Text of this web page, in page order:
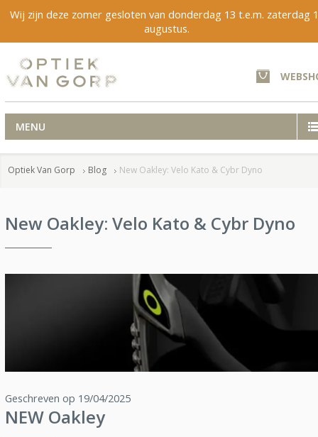
Wij zijn deze zomer gesloten van donderdag 13 t.e.m. zaterdag
augustus.
MENU
Optiek Van Gorp Blog New Oakley: Velo Kato & Cybr Dyno
New Oakley: Velo Kato & Cybr Dyno
Geschreven op 19/04/2025
NEW Oakley